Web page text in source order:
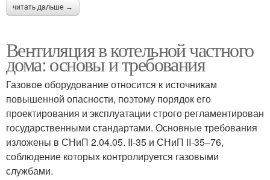
читать дальше →
Вентиляция в котельной частного
дома: основы и требования
Газовое оборудование относится к источникам
повышенной опасности, поэтому порядок его
проектирования и эксплуатации строго регламентирован
государственными стандартами. Основные требования
изложены в СНиП 2.04.05. II-35 и СНиП II-35–76,
соблюдение которых контролируется газовыми
службами.